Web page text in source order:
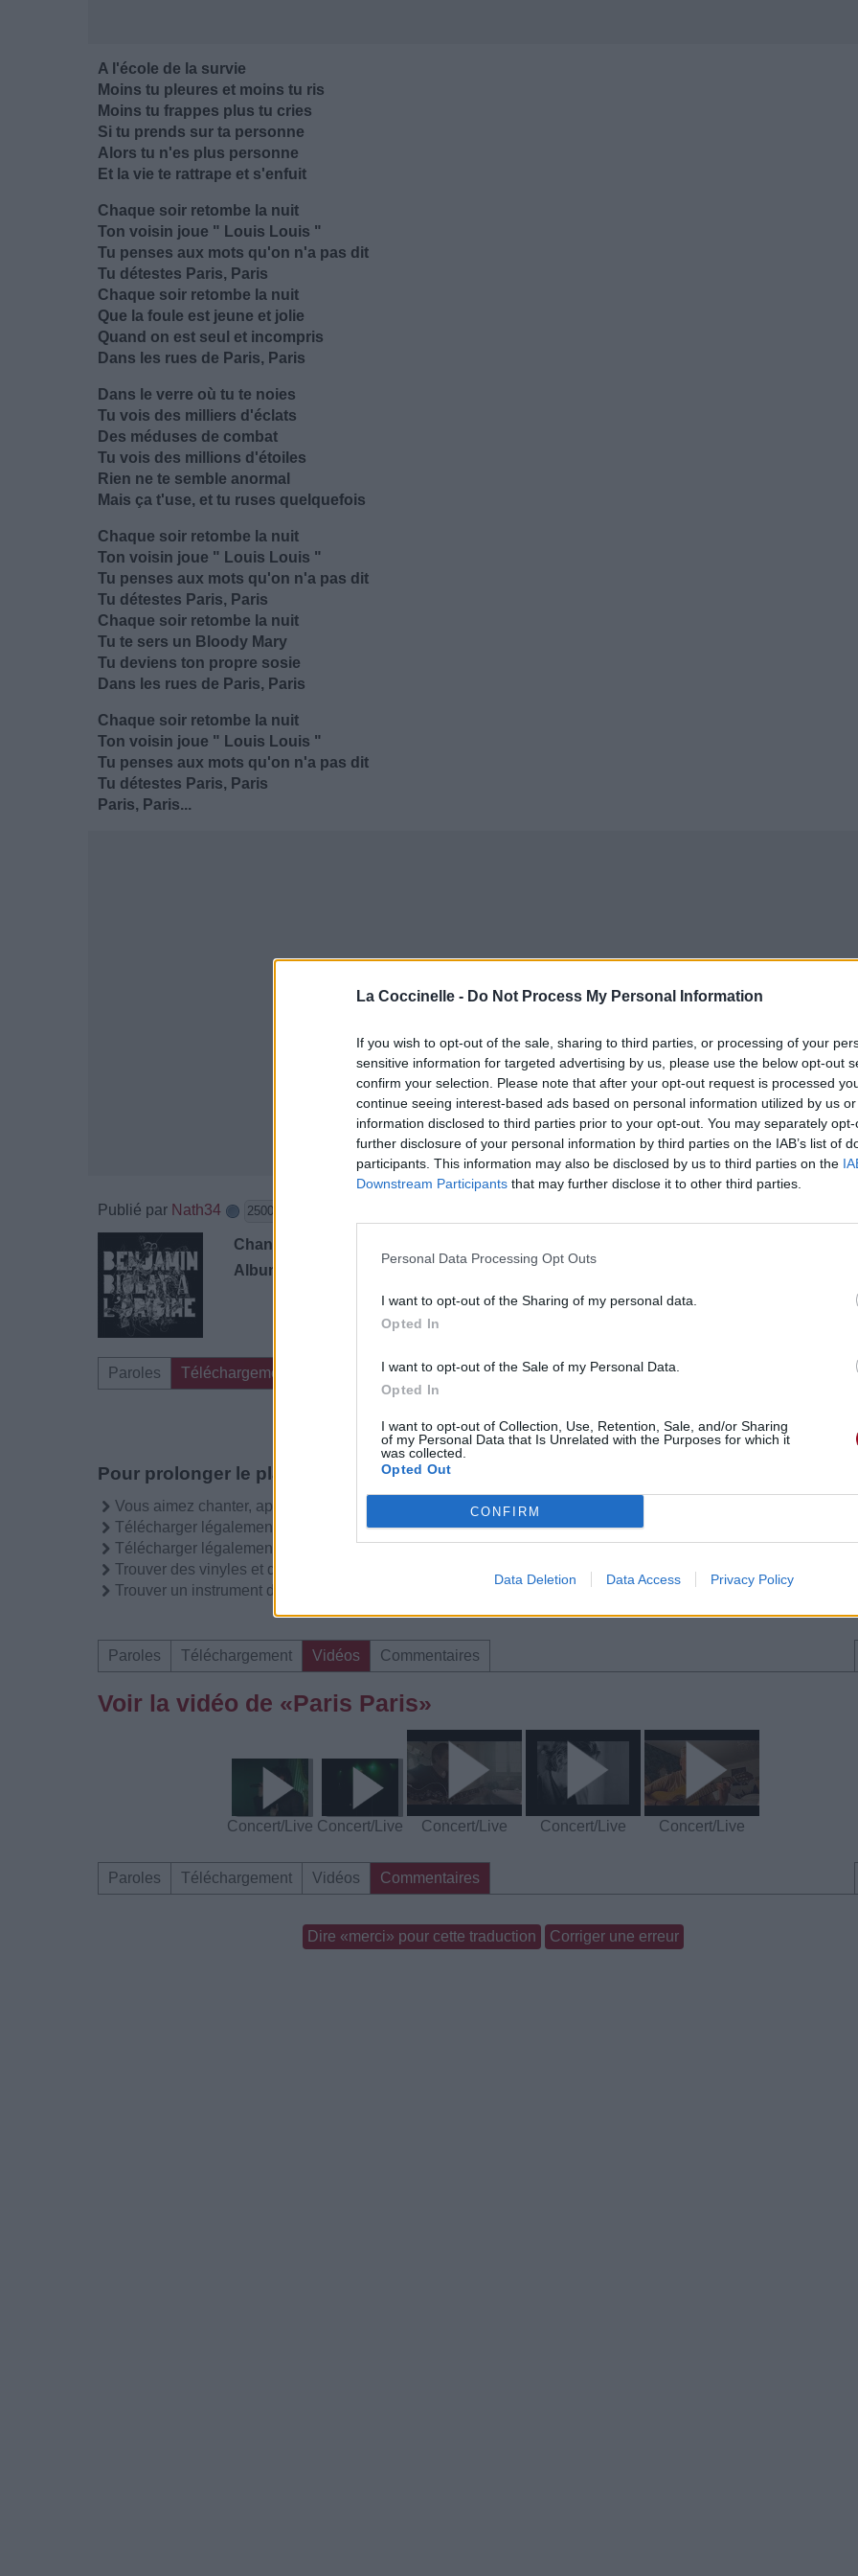
La Coccinelle - Do Not Process My Personal Information
If you wish to opt-out of the sale, sharing to third parties, or processing of your
sensitive information for targeted advertising by us, please use the below opt-out
confirm your selection. Please note that after your opt-out request is processed
continue seeing interest-based ads based on personal information utilized by us
information disclosed to third parties prior to your opt-out. You may separately
further disclosure of your personal information by third parties on the IAB’s list of
participants. This information may also be disclosed by us to third parties on the
Downstream Participants that may further disclose it to other third parties.
Personal Data Processing Opt Outs
I want to opt-out of the Sharing of my personal data.
Opted In
I want to opt-out of the Sale of my Personal Data.
Opted In
I want to opt-out of Collection, Use, Retention, Sale, and/or Sharing
of my Personal Data that Is Unrelated with the Purposes for which it
was collected.
Opted Out
CONFIRM
Data Deletion Data Access Privacy Policy
A l'école de la survie
Moins tu pleures et moins tu ris
Moins tu frappes plus tu cries
Si tu prends sur ta personne
Alors tu n'es plus personne
Et la vie te rattrape et s'enfuit
Chaque soir retombe la nuit
Ton voisin joue " Louis Louis "
Tu penses aux mots qu'on n'a pas dit
Tu détestes Paris, Paris
Chaque soir retombe la nuit
Que la foule est jeune et jolie
Quand on est seul et incompris
Dans les rues de Paris, Paris
Dans le verre où tu te noies
Tu vois des milliers d'éclats
Des méduses de combat
Tu vois des millions d'étoiles
Rien ne te semble anormal
Mais ça t'use, et tu ruses quelquefois
Chaque soir retombe la nuit
Ton voisin joue " Louis Louis "
Tu penses aux mots qu'on n'a pas dit
Tu détestes Paris, Paris
Chaque soir retombe la nuit
Tu te sers un Bloody Mary
Tu deviens ton propre sosie
Dans les rues de Paris, Paris
Chaque soir retombe la nuit
Ton voisin joue " Louis Louis "
Tu penses aux mots qu'on n'a pas dit
Tu détestes Paris, Paris
Paris, Paris...
Publié par Nath34 25001
Chanteurs :
Albums :
Paroles Téléchargement Commentaires
Pour prolonger le plaisir musical :
Vous aimez chanter, apprenez la guitare chez
Télécharger légalement les MP3 sur
Télécharger légalement les MP3 ou trouver le CD sur
Trouver des vinyles et des CD sur
Trouver un instrument de musique ou une partition au meilleur prix sur
Paroles Téléchargement Vidéos Commentaires
Voir la vidéo de «Paris Paris»
Concert/Live Concert/Live Concert/Live Concert/Live Concert/Live
Paroles Téléchargement Vidéos Commentaires
Dire «merci» pour cette traduction Corriger une erreur